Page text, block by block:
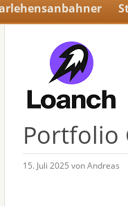
Portfolio
15. Juli 2025 von Andreas